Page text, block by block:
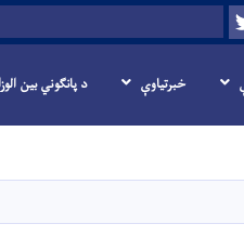
Twitter
لټون
خبرتیاوې د پانگوني بین